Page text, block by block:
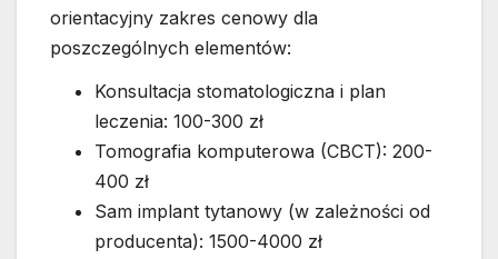
orientacyjny zakres cenowy dla
poszczególnych elementów:
Konsultacja stomatologiczna i plan
leczenia: 100-300 zł
Tomografia komputerowa (CBCT): 200-
400 zł
Sam implant tytanowy (w zależności od
producenta): 1500-4000 zł